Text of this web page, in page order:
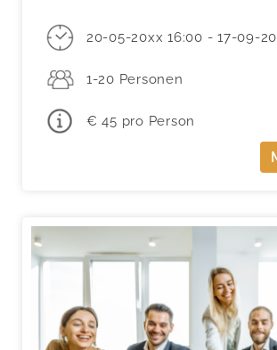
20-05-20xx 16:00 - 17-09-
1-20 Personen
€ 45 pro Person